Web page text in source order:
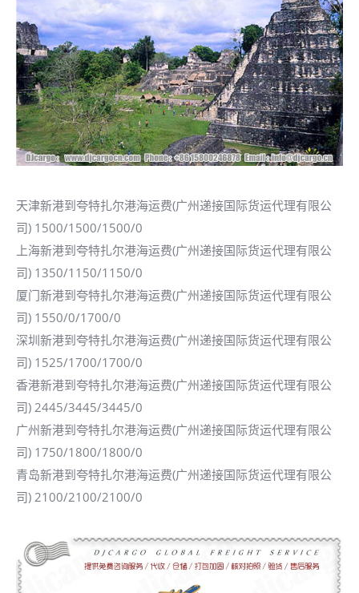
天津新港到夸特扎尔港海运费(广州递接国际货运代理有限公
司) 1500/1500/1500/0
上海新港到夸特扎尔港海运费(广州递接国际货运代理有限公
司) 1350/1150/1150/0
厦门新港到夸特扎尔港海运费(广州递接国际货运代理有限公
司) 1550/0/1700/0
深圳新港到夸特扎尔港海运费(广州递接国际货运代理有限公
司) 1525/1700/1700/0
香港新港到夸特扎尔港海运费(广州递接国际货运代理有限公
司) 2445/3445/3445/0
广州新港到夸特扎尔港海运费(广州递接国际货运代理有限公
司) 1750/1800/1800/0
青岛新港到夸特扎尔港海运费(广州递接国际货运代理有限公
司) 2100/2100/2100/0